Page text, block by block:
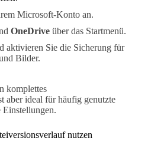
Microsoft-Konto an.
OneDrive über das Startmenü.
aktivieren Sie die Sicherung für
Bilder.
komplettes
aber ideal für häufig genutzte
Einstellungen.
nutzen